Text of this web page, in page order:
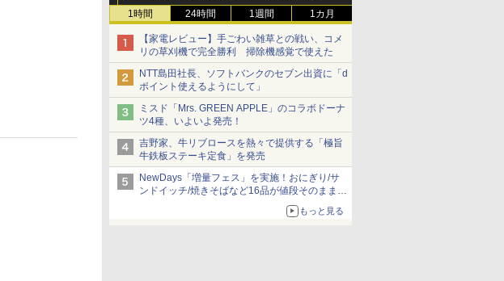
1時間 24時間 1週間 1カ月
【家電レビュー】手ごわい雑草との戦い、コメ
リの草刈機で完全勝利 掃除機感覚で使えた
NTT島田社長、ソフトバンクのセブン出資に「d
ポイント使えるようにして」
ミスド「Mrs. GREEN APPLE」のコラボドーナ
ツ4種、いよいよ発売！
吉野家、牛リブロースを熱々で提供する「極旨
牛鉄板ステーキ定食」を発売
NewDays「増量フェス」を実施！おにぎり/サ
ンドイッチ/焼きそばなど16品が値段そのままで
もっと見る